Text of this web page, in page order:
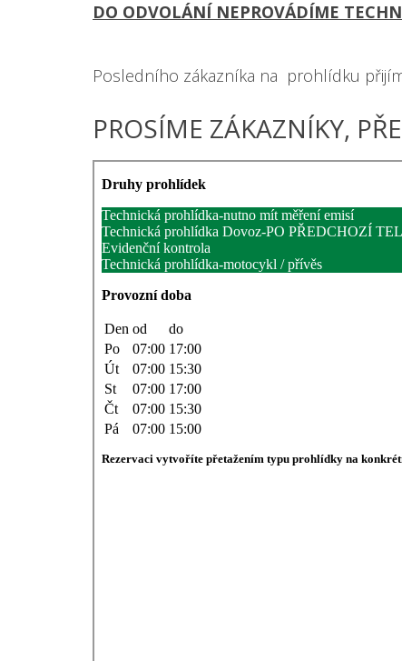
DO ODVOLÁNÍ NEPROVÁDÍME
Posledního zákazníka na prohlídku
PROSÍME ZÁKAZNÍKY,